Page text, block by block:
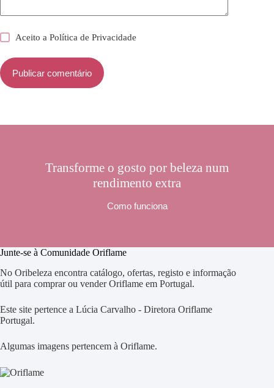
Aceito aPolítica de Privacidade
Publicar comentário
Transforme o gosto por beleza num
rendimento extra
Como funciona
Junte-se à Comunidade Oriflame
No Oribeleza encontra catálogo, ofertas, registo e informação
útil para comprar ou vender Oriflame em Portugal.
Este site pertence a Lúcia Carvalho - Diretora Oriflame
Portugal.
Algumas imagens pertencem à Oriflame.